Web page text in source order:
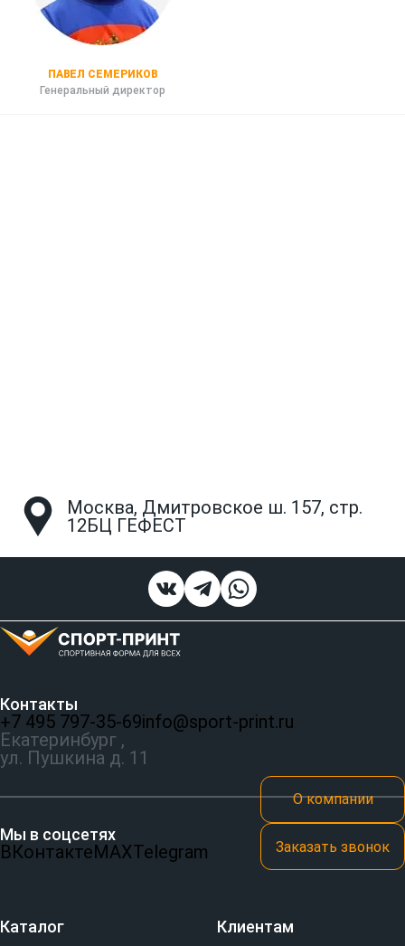
ПАВЕЛ СЕМЕРИКОВ
Генеральный директор
Москва, Дмитровское ш. 157, стр.
12БЦ ГЕФЕСТ
Контакты
+7 495 797‑35-69info@sport-print.ru
Екатеринбург ,
ул. Пушкина д. 11
Мы в соцсетях
ВКонтактеMAXTelegram
О компании
Заказать звонок
Каталог Клиентам